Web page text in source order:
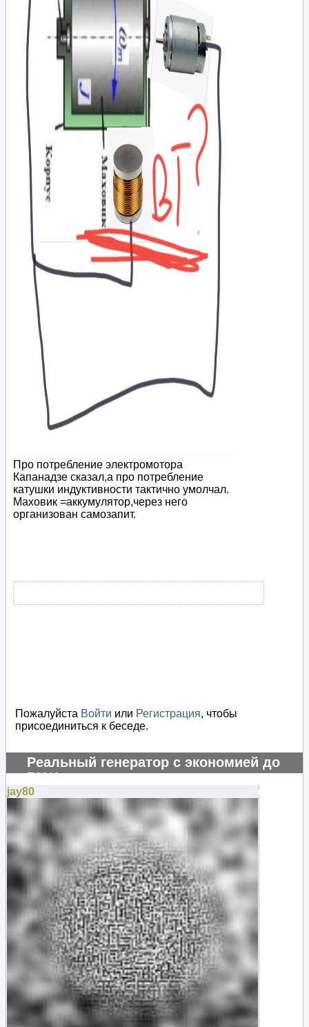
Про потребление электромотора
Капанадзе сказал,а про потребление
катушки индуктивности тактично умолчал.
Маховик =аккумулятор,через него
организован самозапит.
Пожалуйста Войти или Регистрация, чтобы
присоединиться к беседе.
Реальный генератор с экономией до
70%!
#131256
jay80